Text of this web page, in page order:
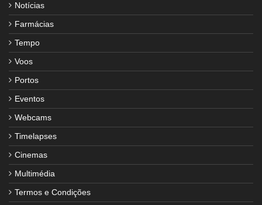
Notícias
Farmácias
Tempo
Voos
Portos
Eventos
Webcams
Timelapses
Cinemas
Multimédia
Termos e Condições